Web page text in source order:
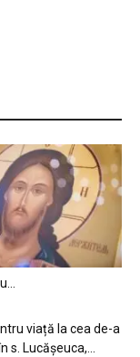
viață la cea de-a
s. Lucășeuca,...